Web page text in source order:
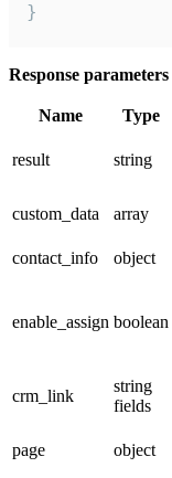
}
Response parameters
Name Type
result string
custom_data
array
contact_info
object
enable_assign boolean
crm_link
string
fields
page
object